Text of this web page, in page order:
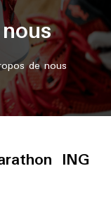
de nous
ING